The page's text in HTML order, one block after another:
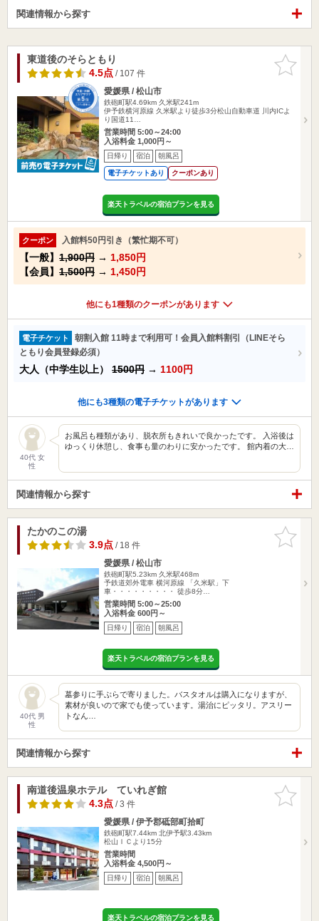
関連情報から探す
お気に入
りに追加
東道後のそらともり
4.5点/ 107 件
愛媛県 / 松山市
鉄砲町駅4.69km 久米駅241m
伊予鉄横河原線 久米駅より徒歩3分松山自動車道 川内ICよ
り国道11…
営業時間 5:00～24:00
入浴料金 1,000円～
日帰り 宿泊 朝風呂
電子チケットあり クーポンあり
楽天トラベルの宿泊プランを見る
クーポン 入館料50円引き（繁忙期不可）
【一般】 1,900円 → 1,850円
【会員】 1,500円 → 1,450円
他にも1種類のクーポンがあります
電子チケット
朝割入館 11時まで利用可！会員入館料割引（LINEそら
ともり会員登録必須）
大人（中学生以上） 1500円 → 1100円
他にも3種類の電子チケットがあります
40代 女
性
お風呂も種類があり、脱衣所もきれいで良かったです。 入浴後は
ゆっくり休憩し、食事も量のわりに安かったです。 館内着の大…
関連情報から探す
お気に入
りに追加
たかのこの湯
3.9点/ 18 件
愛媛県 / 松山市
鉄砲町駅5.23km 久米駅468m
予鉄道郊外電車 横河原線 「久米駅」下
車・・・・・・・・・ 徒歩8分…
営業時間 5:00～25:00
入浴料金 600円～
日帰り 宿泊 朝風呂
楽天トラベルの宿泊プランを見る
40代 男
性
墓参りに手ぶらで寄りました。バスタオルは購入になりますが、
素材が良いので家でも使っています。湯治にピッタリ。アスリー
トなん…
関連情報から探す
お気に入
りに追加
南道後温泉ホテル ていれぎ館
4.3点/ 3 件
愛媛県 / 伊予郡砥部町拾町
鉄砲町駅7.44km 北伊予駅3.43km
松山ＩＣより15分
営業時間
入浴料金 4,500円～
日帰り 宿泊 朝風呂
楽天トラベルの宿泊プランを見る